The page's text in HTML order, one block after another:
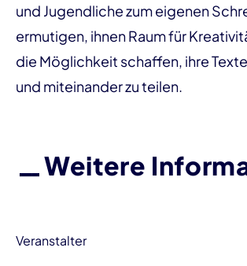
und Jugendliche zum eigenen
ermutigen, ihnen Raum für
die Möglichkeit schaffen, ihre
und miteinander zu teilen.
Weitere
Veranstalter